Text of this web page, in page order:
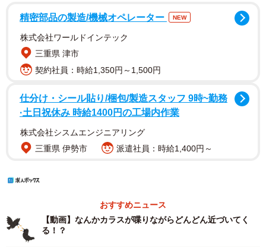
精密部品の製造/機械オペレーター NEW
株式会社ワールドインテック
三重県 津市
契約社員：時給1,350円～1,500円
仕分け・シール貼り/梱包/製造スタッフ 9時~勤務
·土日祝休み 時給1400円の工場内作業
株式会社シスムエンジニアリング
三重県 伊勢市
派遣社員：時給1,400円～
おすすめニュース
【動画】なんかカラスが喋りながらどんどん近づいてく
る！？